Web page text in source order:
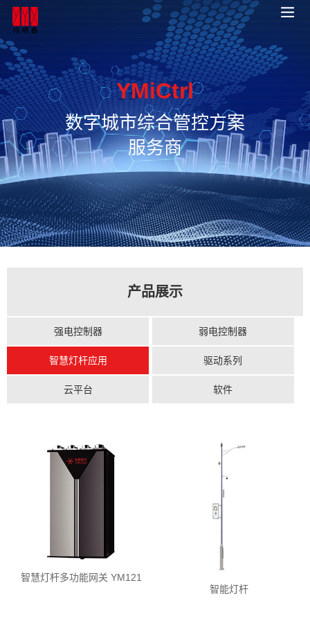
YMiCtrl
数字城市综合管控方案
服务商
产品展示
强电控制器 弱电控制器
智慧灯杆应用 驱动系列
云平台 软件
智慧灯杆多功能网关 YM121
智能灯杆